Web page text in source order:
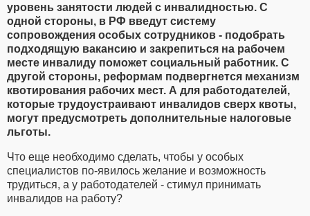
уровень занятости людей с инвалидностью. С
одной стороны, в РФ введут систему
сопровождения особых сотрудников - подобрать
подходящую вакансию и закрепиться на рабочем
месте инвалиду поможет социальный работник. С
другой стороны, реформам подвергнется механизм
квотирования рабочих мест. А для работодателей,
которые трудоустраивают инвалидов сверх квоты,
могут предусмотреть дополнительные налоговые
льготы.
Что еще необходимо сделать, чтобы у особых
специалистов по-явилось желание и возможность
трудиться, а у работодателей - стимул принимать
инвалидов на работу?